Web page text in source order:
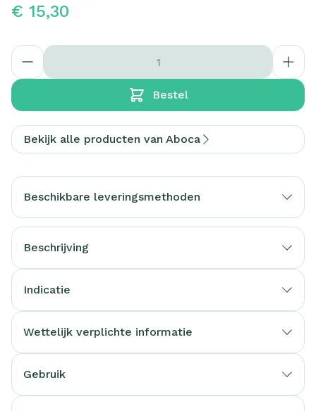
€ 15,30
Aantal
Bestel
Bekijk alle producten van Aboca
Beschikbare leveringsmethoden
Beschrijving
Indicatie
Wettelijk verplichte informatie
Gebruik